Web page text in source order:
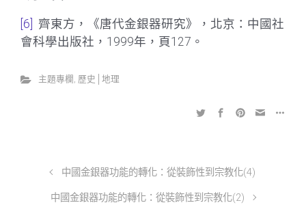
[6]
齊東方，《唐代金銀器研究》，北京：中國社
會科學出版社，1999年，頁127。
主題專欄 , 歷史│地理
中國金銀器功能的轉化：從裝飾性到宗教化(4)
中國金銀器功能的轉化：從裝飾性到宗教化(2)